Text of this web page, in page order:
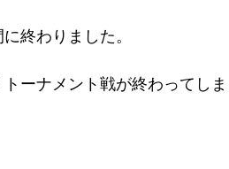
終わりました。
ーナメント戦が終わってし